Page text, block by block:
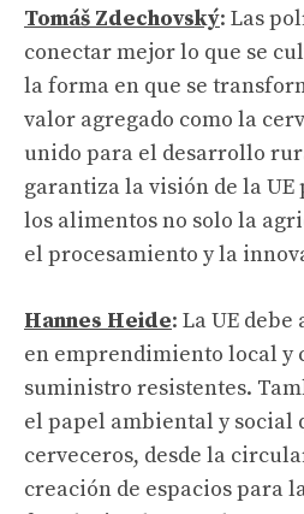
Tomáš Zdechovský: Las
conectar mejor lo que se
la forma en que se
valor agregado como la
unido para el desarrollo
garantiza la visión de la
los alimentos no solo la
el procesamiento y la
Hannes Heide: La UE
en emprendimiento local y
suministro resistentes.
el papel ambiental y social
cerveceros, desde la
creación de espacios para